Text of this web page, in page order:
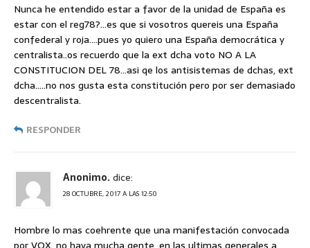
Nunca he entendido estar a favor de la unidad de España es
estar con el reg78?…es que si vosotros quereis una España
confederal y roja….pues yo quiero una España democrática y
centralista..os recuerdo que la ext dcha voto NO A LA
CONSTITUCION DEL 78…asi qe los antisistemas de dchas, ext
dcha…..no nos gusta esta constitución pero por ser demasiado
descentralista.
RESPONDER
Anonimo.dice:
28 OCTUBRE, 2017 A LAS 12:50
Hombre lo mas coehrente que una manifestación convocada